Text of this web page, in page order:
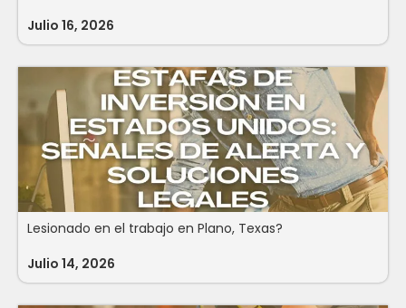
Julio 16, 2026
Lesionado en el trabajo en Plano, Texas?
Julio 14, 2026